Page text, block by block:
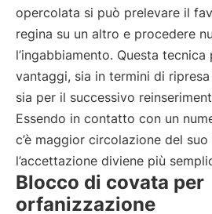
opercolata si può prelevare il
regina su un altro e procedere
l’ingabbiamento. Questa
vantaggi, sia in termini di
sia per il successivo
Essendo in contatto con un
c’è maggior circolazione del
l’accettazione diviene più
Blocco di covata per
orfanizzazione